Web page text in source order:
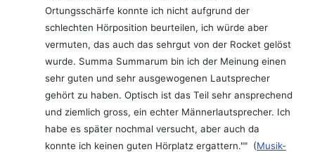
Ortungsschärfe konnte ich nicht aufgrund der
schlechten Hörposition beurteilen, ich würde aber
vermuten, das auch das sehrgut von der Rocket gelöst
wurde. Summa Summarum bin ich der Meinung einen
sehr guten und sehr ausgewogenen Lautsprecher
gehört zu haben. Optisch ist das Teil sehr ansprechend
und ziemlich gross, ein echter Männerlautsprecher. Ich
habe es später nochmal versucht, aber auch da
konnte ich keinen guten Hörplatz ergattern."" (Musik-